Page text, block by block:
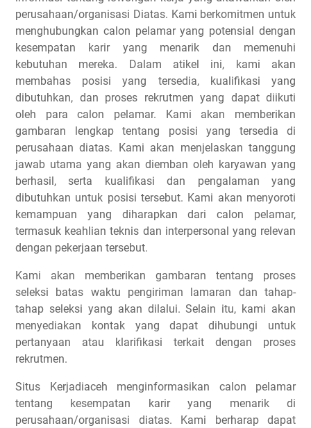
perusahaan/organisasi Diatas. Kami berkomitmen untuk
menghubungkan calon pelamar yang potensial dengan
kesempatan karir yang menarik dan memenuhi
kebutuhan mereka. Dalam atikel ini, kami akan
membahas posisi yang tersedia, kualifikasi yang
dibutuhkan, dan proses rekrutmen yang dapat diikuti
oleh para calon pelamar. Kami akan memberikan
gambaran lengkap tentang posisi yang tersedia di
perusahaan diatas. Kami akan menjelaskan tanggung
jawab utama yang akan diemban oleh karyawan yang
berhasil, serta kualifikasi dan pengalaman yang
dibutuhkan untuk posisi tersebut. Kami akan menyoroti
kemampuan yang diharapkan dari calon pelamar,
termasuk keahlian teknis dan interpersonal yang relevan
dengan pekerjaan tersebut.
Kami akan memberikan gambaran tentang proses
seleksi batas waktu pengiriman lamaran dan tahap-
tahap seleksi yang akan dilalui. Selain itu, kami akan
menyediakan kontak yang dapat dihubungi untuk
pertanyaan atau klarifikasi terkait dengan proses
rekrutmen.
Situs Kerjadiaceh menginformasikan calon pelamar
tentang kesempatan karir yang menarik di
perusahaan/organisasi diatas. Kami berharap dapat